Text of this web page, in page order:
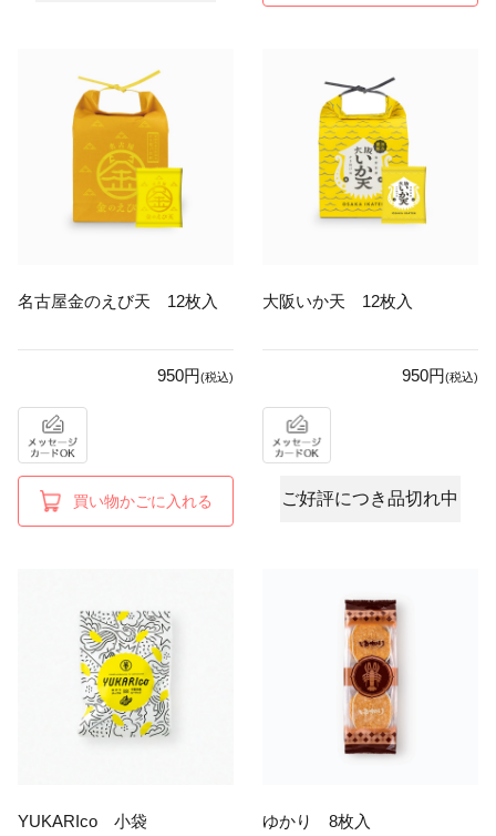
名古屋金のえび天 12枚入
950円(税込)
買い物かごに入れる
大阪いか天 12枚入
950円(税込)
ご好評につき品切れ中
YUKARIco 小袋 ゆかり 8枚入